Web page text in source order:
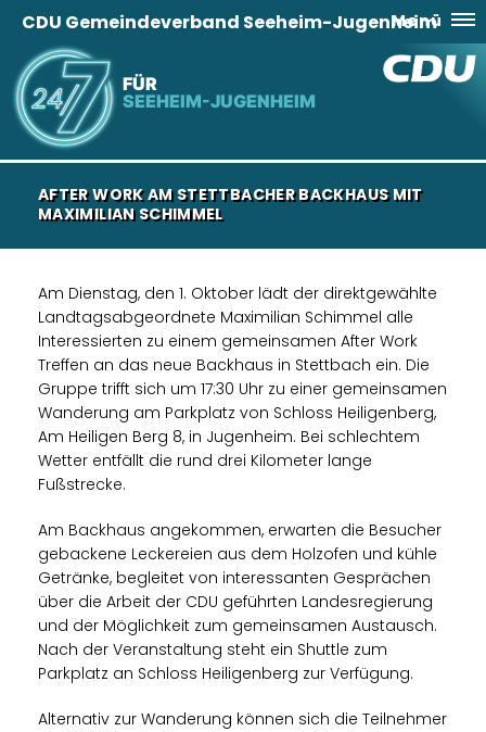
FÜR
SEEHEIM-JUGENHEIM
CDU Gemeindeverband Seeheim-Jugenheim
Menü
AFTER WORK AM STETTBACHER BACKHAUS MIT
MAXIMILIAN SCHIMMEL
Am Dienstag, den 1. Oktober lädt der direktgewählte
Landtagsabgeordnete Maximilian Schimmel alle
Interessierten zu einem gemeinsamen After Work
Treffen an das neue Backhaus in Stettbach ein. Die
Gruppe trifft sich um 17:30 Uhr zu einer gemeinsamen
Wanderung am Parkplatz von Schloss Heiligenberg,
Am Heiligen Berg 8, in Jugenheim. Bei schlechtem
Wetter entfällt die rund drei Kilometer lange
Fußstrecke.
Am Backhaus angekommen, erwarten die Besucher
gebackene Leckereien aus dem Holzofen und kühle
Getränke, begleitet von interessanten Gesprächen
über die Arbeit der CDU geführten Landesregierung
und der Möglichkeit zum gemeinsamen Austausch.
Nach der Veranstaltung steht ein Shuttle zum
Parkplatz an Schloss Heiligenberg zur Verfügung.
Alternativ zur Wanderung können sich die Teilnehmer